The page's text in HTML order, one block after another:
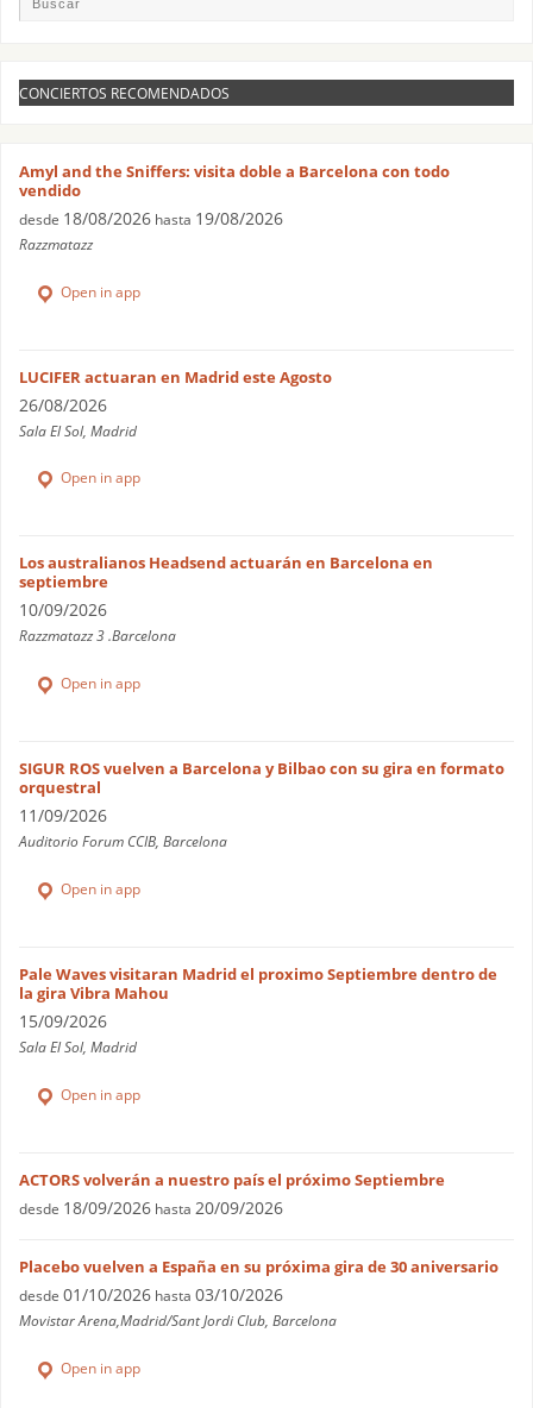
CONCIERTOS RECOMENDADOS
Amyl and the Sniffers: visita doble a Barcelona con todo
vendido
desde 18/08/2026 hasta 19/08/2026
Razzmatazz
Open in app
LUCIFER actuaran en Madrid este Agosto
26/08/2026
Sala El Sol, Madrid
Open in app
Los australianos Headsend actuarán en Barcelona en
septiembre
10/09/2026
Razzmatazz 3 .Barcelona
Open in app
SIGUR ROS vuelven a Barcelona y Bilbao con su gira en formato
orquestral
11/09/2026
Auditorio Forum CCIB, Barcelona
Open in app
Pale Waves visitaran Madrid el proximo Septiembre dentro de
la gira Vibra Mahou
15/09/2026
Sala El Sol, Madrid
Open in app
ACTORS volverán a nuestro país el próximo Septiembre
desde 18/09/2026 hasta 20/09/2026
Placebo vuelven a España en su próxima gira de 30 aniversario
desde 01/10/2026 hasta 03/10/2026
Movistar Arena,Madrid/Sant Jordi Club, Barcelona
Open in app